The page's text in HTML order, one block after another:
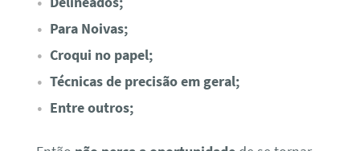
Para Noivas;
Croqui no papel;
Técnicas de precisão em geral;
Entre outros;